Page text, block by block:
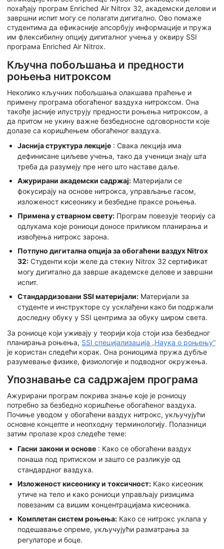
похађају програм Enriched Air Nitrox 32, академски делови и
завршни испит могу се полагати дигитално. Ово помаже
студентима да ефикасније апсорбују информације и пружа
им флексибилну опцију дигиталног учења у оквиру SSI
програма Enriched Air Nitrox.
Кључна побољшања и предности
роњења нитроксом
Неколико кључних побољшања олакшава праћење и
примену програма обогаћеног ваздуха нитроксом. Она
такође јасније илуструју предности роњења нитроксом, а
да притом не укину важне безбедносне одговорности које
долазе са коришћењем обогаћеног ваздуха.
Јаснија структура лекције : Свака лекција има
дефинисане циљеве учења, тако да ученици знају шта
треба да разумеју пре него што наставе даље.
Ажурирани академски садржај: Материјали се
фокусирају на основе нитрокса, управљање гасом,
изложеност кисеонику и безбедне праксе роњења.
Примена у стварном свету: Програм повезује теорију са
одлукама које рониоци доносе приликом планирања и
извођења нитрокс зарона.
Потпуно дигитална опција за обогаћени ваздух Nitrox
32: Студенти који желе да стекну Nitrox 32 сертификат
могу дигитално да заврше академске делове и завршни
испит.
Стандардизовани SSI материјали: Материјали за
студенте и инструкторе су усклађени како би подржали
доследну обуку у SSI центрима за обуку широм света.
За рониоце који уживају у теорији која стоји иза безбедног
планирања роњења, SSI специјализација „Наука о роњењу“
је користан следећи корак. Она рониоцима пружа дубље
разумевање физике, физиологије и подводног окружења.
Упознавање са садржајем програма
Ажурирани програм покрива знање које је рониоцу
потребно за безбедно коришћење обогаћеног ваздуха.
Почиње уводом у обогаћени ваздух нитрокс, укључујући
основне концепте и неопходну терминологију. Полазници
затим пролазе кроз следеће теме:
Гасни закони и основе : Како се обогаћени ваздух
понаша под притиском и зашто се разликује од
стандардног ваздуха.
Изложеност кисеонику и токсичност: Како кисеоник
утиче на тело и како рониоци управљају ризицима
повезаним са вишим концентрацијама кисеоника.
Комплетан систем роњења: Како се нитрокс уклапа у
подешавање опреме, укључујући разматрања за
регулаторе и боце.